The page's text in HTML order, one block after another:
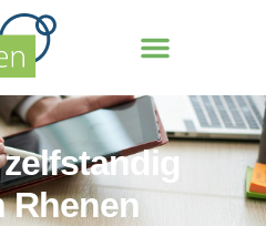
Rhenen